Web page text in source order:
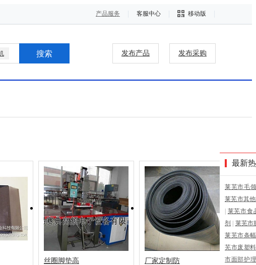
产品服务 客服中心 移动版
发布产品 发布采购
丝圈脚垫高 厂家定制防
最新
莱芜市毛
莱芜市其
莱芜市食
剂
莱芜市
莱芜市条
芜市废塑料
市面部护